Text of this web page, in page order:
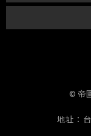
© 帝
地址：